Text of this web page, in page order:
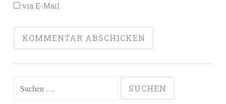
via E-Mail.
Suchen